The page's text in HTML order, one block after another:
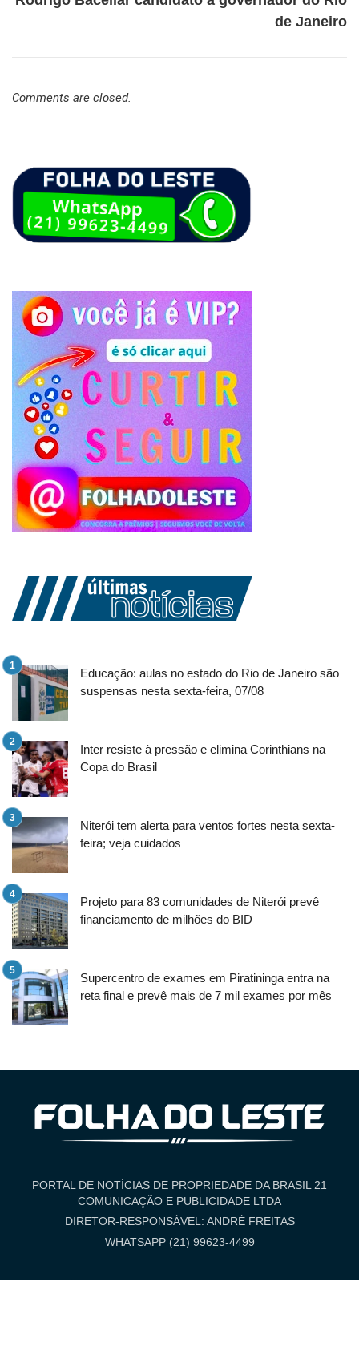
de Janeiro
Comments are closed.
Educação: aulas no estado do Rio de Janeiro são
suspensas nesta sexta-feira, 07/08
Inter resiste à pressão e elimina Corinthians na
Copa do Brasil
Niterói tem alerta para ventos fortes nesta sexta-
feira; veja cuidados
Projeto para 83 comunidades de Niterói prevê
financiamento de milhões do BID
Supercentro de exames em Piratininga entra na
reta final e prevê mais de 7 mil exames por mês
PORTAL DE NOTÍCIAS DE PROPRIEDADE DA BRASIL 21
COMUNICAÇÃO E PUBLICIDADE LTDA
DIRETOR-RESPONSÁVEL: ANDRÉ FREITAS
WHATSAPP (21) 99623-4499